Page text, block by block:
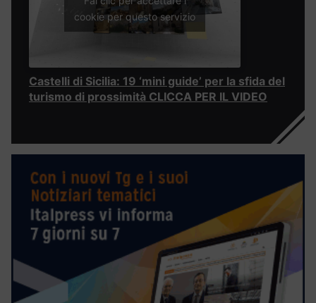
cookie per questo servizio
Castelli di Sicilia: 19 ‘mini guide’ per la sfida del
turismo di prossimità CLICCA PER IL VIDEO